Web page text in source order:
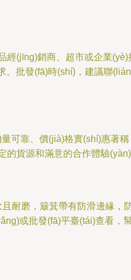
經(jīng)銷商、超市或企業(yè)
。批發(fā)時(shí)，建議聯
可靠、價(jià)格實(shí)惠著稱
貨源和滿意的合作體驗(yàn)
耐磨，簸箕帶有防滑邊緣，
或批發(fā)平臺(tái)查看，